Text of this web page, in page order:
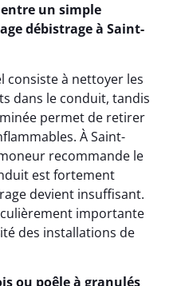
un simple
débistrage à Saint-
consiste à nettoyer les
dans le conduit, tandis
permet de retirer
À Saint-
recommande le
est fortement
devient insuffisant.
importante
des installations de
ou poêle à granulés